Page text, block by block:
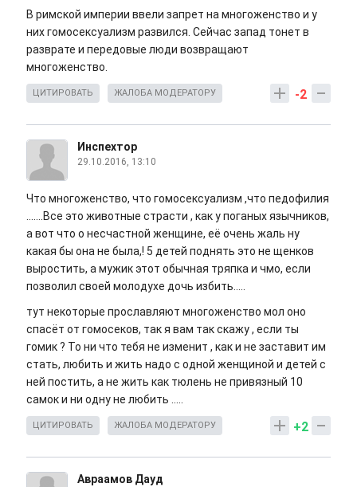
В римской империи ввели запрет на многоженство и у
них гомосексуализм развился. Сейчас запад тонет в
разврате и передовые люди возвращают
многоженство.
-2
ЦИТИРОВАТЬ ЖАЛОБА МОДЕРАТОРУ
Инспехтор
29.10.2016, 13:10
Что многоженство, что гомосексуализм ,что педофилия
.......Все это животные страсти , как у поганых язычников,
а вот что о несчастной женщине, её очень жаль ну
какая бы она не была,! 5 детей поднять это не щенков
выростить, а мужик этот обычная тряпка и чмо, если
позволил своей молодухе дочь избить.....
тут некоторые прославляют многоженство мол оно
спасёт от гомосеков, так я вам так скажу , если ты
гомик ? То ни что тебя не изменит , как и не заставит им
стать, любить и жить надо с одной женщиной и детей с
ней постить, а не жить как тюлень не привязный 10
самок и ни одну не любить .....
+2
ЦИТИРОВАТЬ ЖАЛОБА МОДЕРАТОРУ
Авраамов Дауд